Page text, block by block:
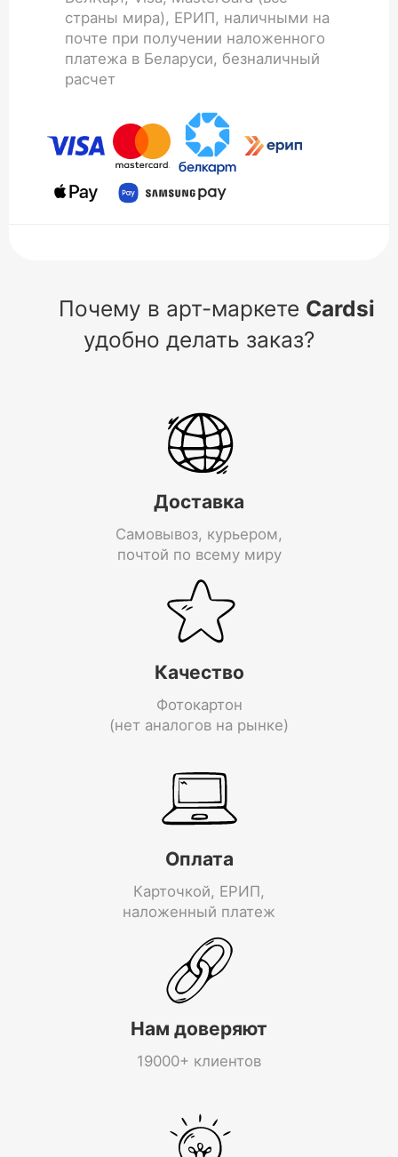
страны мира), ЕРИП, наличными на
почте при получении наложенного
платежа в Беларуси, безналичный
расчет
Почему в арт-маркете Cardsi
удобно делать заказ?
Доставка
Самовывоз, курьером,
почтой по всему миру
Качество
Фотокартон
(нет аналогов на рынке)
Оплата
Карточкой, ЕРИП,
наложенный платеж
Нам доверяют
19000+ клиентов